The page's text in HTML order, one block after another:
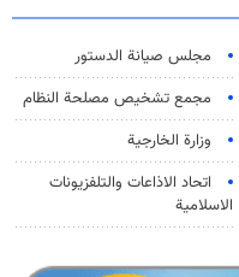
مجلس صيانة الدستور
مجمع تشخيص مصلحة النظام
وزارة الخارجية
اتحاد الاذاعات والتلفزيونات
الاسلامية